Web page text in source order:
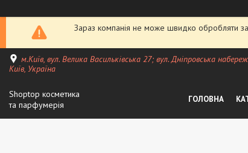
Зараз компанія не може швидко обробляти
м.Київ, вул. Велика Васильківська 27; вул. Дніпровська
Київ, Україна
Shoptop косметика
та парфумерія
ГОЛОВНА